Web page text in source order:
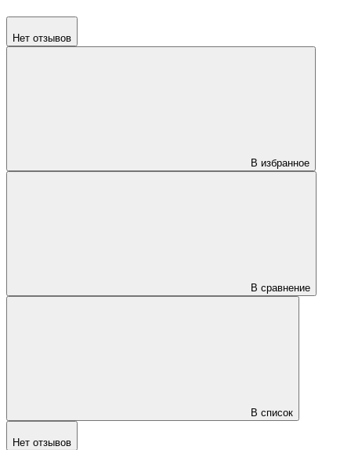
Нет отзывов
В избранное
В сравнение
В список
Нет отзывов